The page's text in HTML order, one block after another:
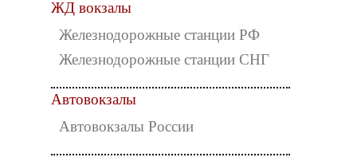
ЖД вокзалы
Железнодорожные станции РФ
Железнодорожные станции СНГ
Автовокзалы
Автовокзалы России